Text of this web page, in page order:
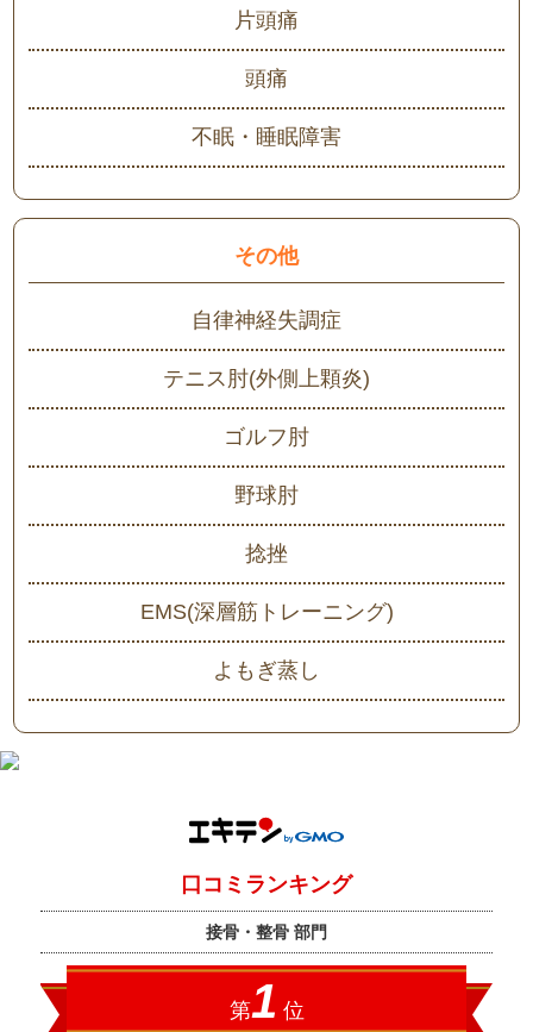
片頭痛
頭痛
不眠・睡眠障害
その他
自律神経失調症
テニス肘(外側上顆炎)
ゴルフ肘
野球肘
捻挫
EMS(深層筋トレーニング)
よもぎ蒸し